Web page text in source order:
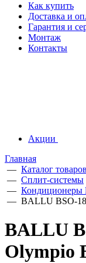
Как купить
Доставка и
Гарантия и
Монтаж
Контакты
Акции
Главная
— Каталог товаров
— Сплит-системы
— Кондиционеры
— BALLU BSO-
BALLU
Olympio